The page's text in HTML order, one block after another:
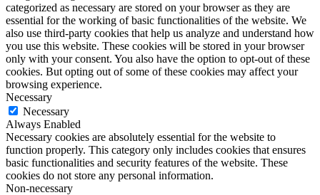
categorized as necessary are stored on your browser as they are
essential for the working of basic functionalities of the website. We
also use third-party cookies that help us analyze and understand how
you use this website. These cookies will be stored in your browser
only with your consent. You also have the option to opt-out of these
cookies. But opting out of some of these cookies may affect your
browsing experience.
Necessary
Necessary
Always Enabled
Necessary cookies are absolutely essential for the website to
function properly. This category only includes cookies that ensures
basic functionalities and security features of the website. These
cookies do not store any personal information.
Non-necessary